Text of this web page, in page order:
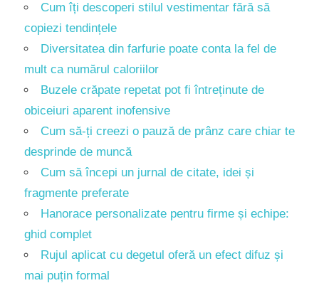
Cum îți descoperi stilul vestimentar fără să
copiezi tendințele
Diversitatea din farfurie poate conta la fel de
mult ca numărul caloriilor
Buzele crăpate repetat pot fi întreținute de
obiceiuri aparent inofensive
Cum să-ți creezi o pauză de prânz care chiar te
desprinde de muncă
Cum să începi un jurnal de citate, idei și
fragmente preferate
Hanorace personalizate pentru firme și echipe:
ghid complet
Rujul aplicat cu degetul oferă un efect difuz și
mai puțin formal